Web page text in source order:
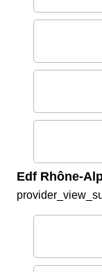
Edf Rhône-